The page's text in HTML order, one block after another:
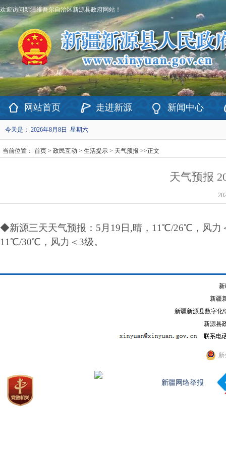
欢迎访问新疆维吾尔自治区新源县政府网站！
网站首页 走进新源 新闻中心
今天是： 2026年8月8日 星期六
当前位置： 首页 > 政民互动 > 生活提示 > 天气预报 >>正文
天气预报
◆新源三天天气预报：5月19日,晴，11℃/26℃， 风力
11℃/30℃，风力 ＜3级。
新疆
新疆新源县数字化
新源县
新
新疆网络举报